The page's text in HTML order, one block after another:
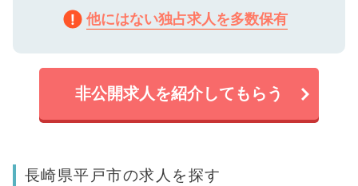
他にはない独占求人を多数保有
非公開求人を紹介してもらう
長崎県平戸市の求人を探す